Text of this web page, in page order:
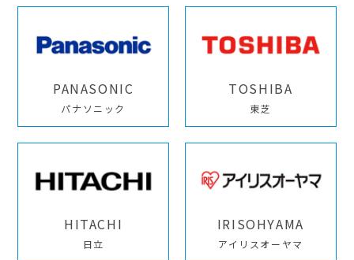
PANASONIC
パナソニック
TOSHIBA
東芝
HITACHI
日立
IRISOHYAMA
アイリスオーヤマ